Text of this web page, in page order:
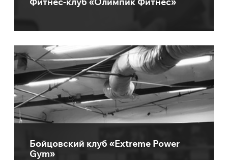
Бойцовский клуб «Extreme Power
Gym»